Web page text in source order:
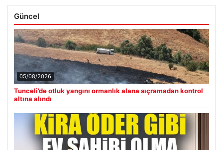
Güncel
05/08/2026
Tunceli’de otluk yangını ormanlık alana sıçramadan kontrol
altına alındı